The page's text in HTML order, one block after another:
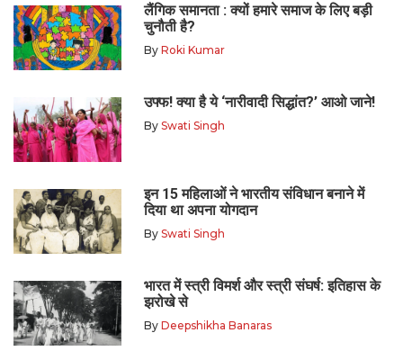
लैंगिक समानता : क्यों हमारे समाज के लिए बड़ी
चुनौती है?
By Roki Kumar
उफ्फ! क्या है ये ‘नारीवादी सिद्धांत?’ आओ जाने!
By Swati Singh
इन 15 महिलाओं ने भारतीय संविधान बनाने में
दिया था अपना योगदान
By Swati Singh
भारत में स्त्री विमर्श और स्त्री संघर्ष: इतिहास के
झरोखे से
By Deepshikha Banaras